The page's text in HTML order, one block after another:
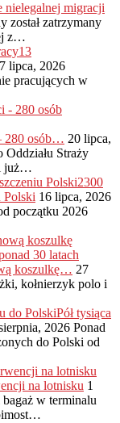
nielegalnej migracji
został zatrzymany
z…
13
lipca, 2026
pracujących w
280 osób… 20 lipca,
Oddziału Straży
już…
2300
Polski 16 lipca, 2026
początku 2026
koszulkę… 27
kołnierzyk polo i
Pół tysiąca
2026 Ponad
do Polski od
na lotnisku 1
w terminalu